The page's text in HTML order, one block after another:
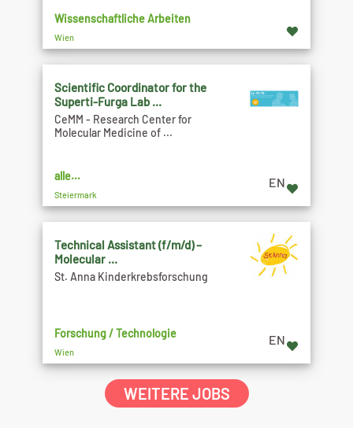
Wissenschaftliche Arbeiten
Wien
Scientific Coordinator for the
Superti-Furga Lab ...
CeMM - Research Center for
Molecular Medicine of ...
alle...
Steiermark
EN
Technical Assistant (f/m/d) –
Molecular ...
St. Anna Kinderkrebsforschung
Forschung / Technologie
Wien
EN
WEITERE JOBS